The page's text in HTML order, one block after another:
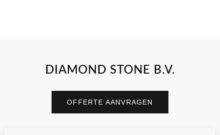
DIAMOND STONE B.V.
OFFERTE AANVRAGEN